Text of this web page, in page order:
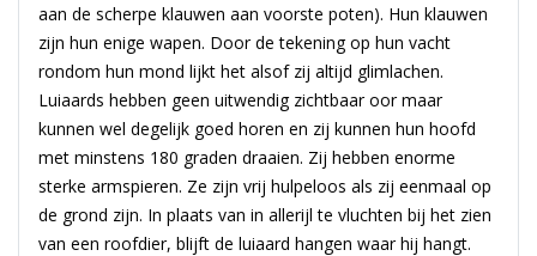
aan de scherpe klauwen aan voorste poten). Hun klauwen
zijn hun enige wapen. Door de tekening op hun vacht
rondom hun mond lijkt het alsof zij altijd glimlachen.
Luiaards hebben geen uitwendig zichtbaar oor maar
kunnen wel degelijk goed horen en zij kunnen hun hoofd
met minstens 180 graden draaien. Zij hebben enorme
sterke armspieren. Ze zijn vrij hulpeloos als zij eenmaal op
de grond zijn. In plaats van in allerijl te vluchten bij het zien
van een roofdier, blijft de luiaard hangen waar hij hangt.